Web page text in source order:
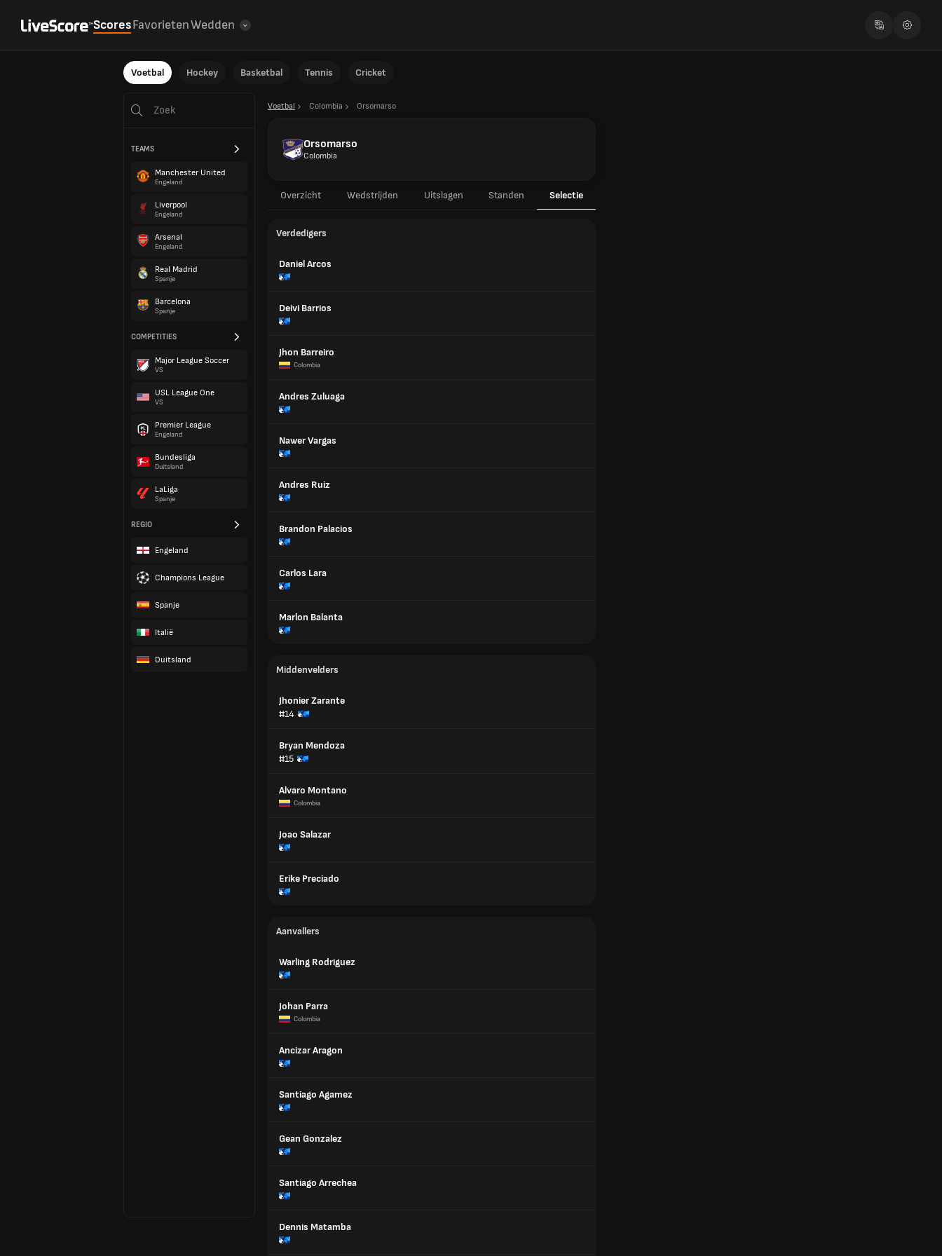
ScoresFavorietenWedden
Voetbal Hockey Basketbal Tennis Cricket
TEAMS
Manchester United
Engeland
Liverpool
Engeland
Arsenal
Engeland
Real Madrid
Spanje
Barcelona
Spanje
COMPETITIES
Major League Soccer
VS
USL League One
VS
Premier League
Engeland
Bundesliga
Duitsland
LaLiga
Spanje
REGIO
Engeland
Champions League
Spanje
Italië
Duitsland
Voetbal Colombia Orsomarso
Orsomarso
Colombia
Overzicht Wedstrijden Uitslagen Standen Selectie
Verdedigers
Daniel Arcos
Deivi Barrios
Jhon Barreiro
Colombia
Andres Zuluaga
Nawer Vargas
Andres Ruiz
Brandon Palacios
Carlos Lara
Marlon Balanta
Middenvelders
Jhonier Zarante
#14
Bryan Mendoza
#15
Alvaro Montano
Colombia
Joao Salazar
Erike Preciado
Aanvallers
Warling Rodriguez
Johan Parra
Colombia
Ancizar Aragon
Santiago Agamez
Gean Gonzalez
Santiago Arrechea
Dennis Matamba